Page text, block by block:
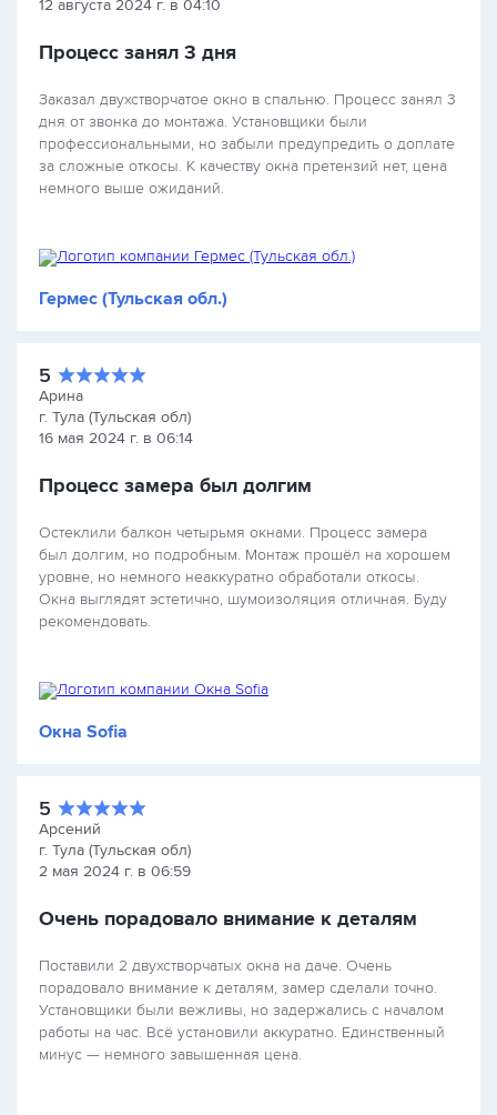
12 августа 2024 г. в 04:10
Процесс занял 3 дня
Заказал двухстворчатое окно в спальню. Процесс занял 3
дня от звонка до монтажа. Установщики были
профессиональными, но забыли предупредить о доплате
за сложные откосы. К качеству окна претензий нет, цена
немного выше ожиданий.
Гермес (Тульская обл.)
5
Арина
г. Тула (Тульская обл)
16 мая 2024 г. в 06:14
Процесс замера был долгим
Остеклили балкон четырьмя окнами. Процесс замера
был долгим, но подробным. Монтаж прошёл на хорошем
уровне, но немного неаккуратно обработали откосы.
Окна выглядят эстетично, шумоизоляция отличная. Буду
рекомендовать.
Окна Sofia
5
Арсений
г. Тула (Тульская обл)
2 мая 2024 г. в 06:59
Очень порадовало внимание к деталям
Поставили 2 двухстворчатых окна на даче. Очень
порадовало внимание к деталям, замер сделали точно.
Установщики были вежливы, но задержались с началом
работы на час. Всё установили аккуратно. Единственный
минус — немного завышенная цена.